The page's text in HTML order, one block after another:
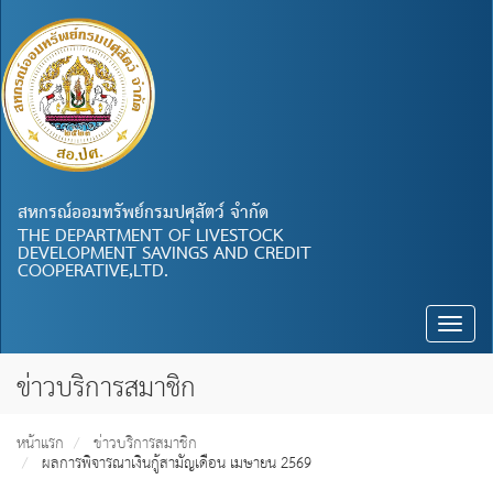
สหกรณ์ออมทรัพย์กรมปศุสัตว์ จำกัด
THE DEPARTMENT OF LIVESTOCK
DEVELOPMENT SAVINGS AND CREDIT
COOPERATIVE,LTD.
Toggle
ข่าวบริการสมาชิก
หน้าแรก ข่าวบริการสมาชิก
ผลการพิจารณาเงินกู้สามัญเดือน เมษายน 2569